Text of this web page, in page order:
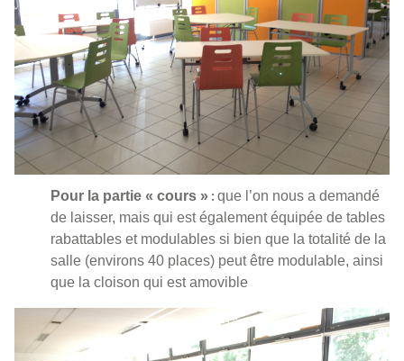
Pour la partie « cours » : que l’on nous a demandé
de laisser, mais qui est également équipée de tables
rabattables et modulables si bien que la totalité de la
salle (environs 40 places) peut être modulable, ainsi
que la cloison qui est amovible